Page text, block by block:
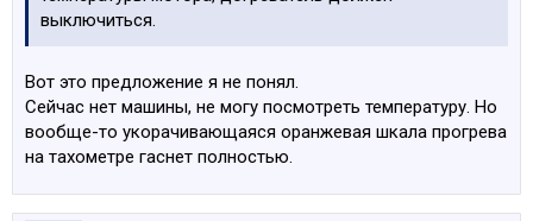
выключиться.
Вот это предложение я не понял.
Сейчас нет машины, не могу посмотреть температуру. Но
вообще-то укорачивающаяся оранжевая шкала прогрева
на тахометре гаснет полностью.